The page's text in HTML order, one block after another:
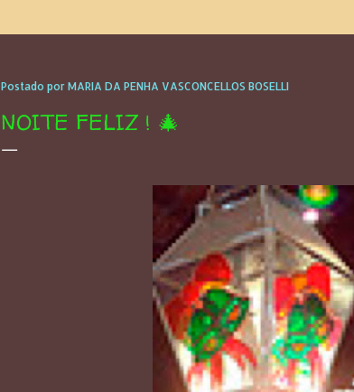
Postado por MARIA DA PENHA VASCONCELLOS BOSELLI
NOITE FELIZ ! 🎄